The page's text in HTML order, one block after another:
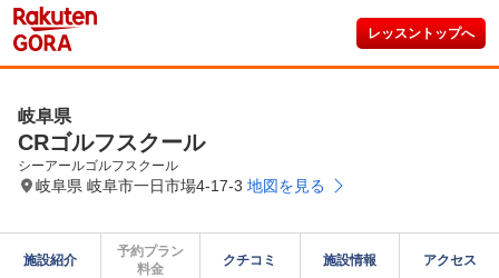
レッスントップへ
岐阜県
CRゴルフスクール
シーアールゴルフスクール
岐阜県 岐阜市一日市場4-17-3 地図を見る
施設紹介
予約プラン
料金
クチコミ 施設情報 アクセス